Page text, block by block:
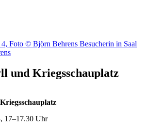
und Kriegsschauplatz
17–17.30 Uhr